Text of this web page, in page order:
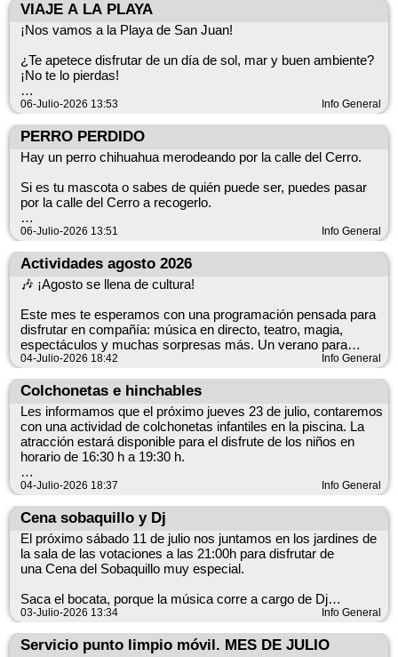
¿No puedes verlo en directo o estás fuera de la región? ¡No te
preocupes! El programa completo se subirá justo después a la
donde quieras. 📲
VIAJE A LA PLAYA
¡Nos vamos a la Playa de San Juan!
¿Te apetece disfrutar de un día de sol, mar y buen ambiente?
¡No te lo pierdas!
Domingo 19 de julio
Regreso: 19:00 h desde San Juan
Precio: 10 €
Prepara la toalla, el bañador y las ganas de pasarlo bien. ¡Ven
a disfrutar de un fantástico día de playa!
¡Reserva tu plaza y acompáñanos!
06-Julio-2026 13:53 Info General
PERRO PERDIDO
Hay un perro chihuahua merodeando por la calle del Cerro.
Si es tu mascota o sabes de quién puede ser, puedes pasar
por la calle del Cerro a recogerlo.
¡Ayúdanos compartiendo para encontrar a su dueño lo antes
06-Julio-2026 13:51 Info General
Actividades agosto 2026
🎶 ¡Agosto se llena de cultura!
Este mes te esperamos con una programación pensada para
disfrutar en compañía: música en directo, teatro, magia,
espectáculos y muchas sorpresas más. Un verano para
compartir, emocionarse y vivir grandes momentos. ¡No te
nosotros!
04-Julio-2026 18:42 Info General
Colchonetas e hinchables
Les informamos que el próximo jueves 23 de julio, contaremos
con una actividad de colchonetas infantiles en la piscina. La
atracción estará disponible para el disfrute de los niños en
horario de 16:30 h a 19:30 h.
Rogamos máxima colaboración para mantener la seguridad y
¡Esperamos que los más pequeños disfruten de la tarde!
04-Julio-2026 18:37 Info General
Cena sobaquillo y Dj
El próximo sábado 11 de julio nos juntamos en los jardines de
la sala de las votaciones a las 21:00h para disfrutar de
una Cena del Sobaquillo muy especial.
Saca el bocata, porque la música corre a cargo de Dj
PeterBlue y su "remember" con lo mejor de los 80 y los 90. ¡La
nostalgia y el buen rollo están asegurados! 🎧😎
03-Julio-2026 13:34 Info General
Servicio punto limpio móvil. MES DE JULIO